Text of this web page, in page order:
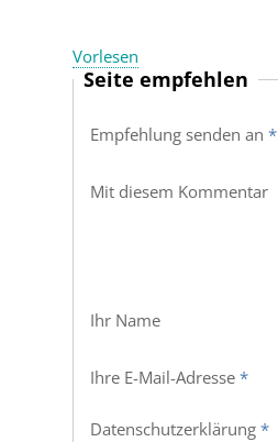
Vorlesen
Seite empfehlen
Empfehlung senden an *
Mit diesem Kommentar
Ihr Name
Ihre E-Mail-Adresse *
Datenschutz­erklärung *